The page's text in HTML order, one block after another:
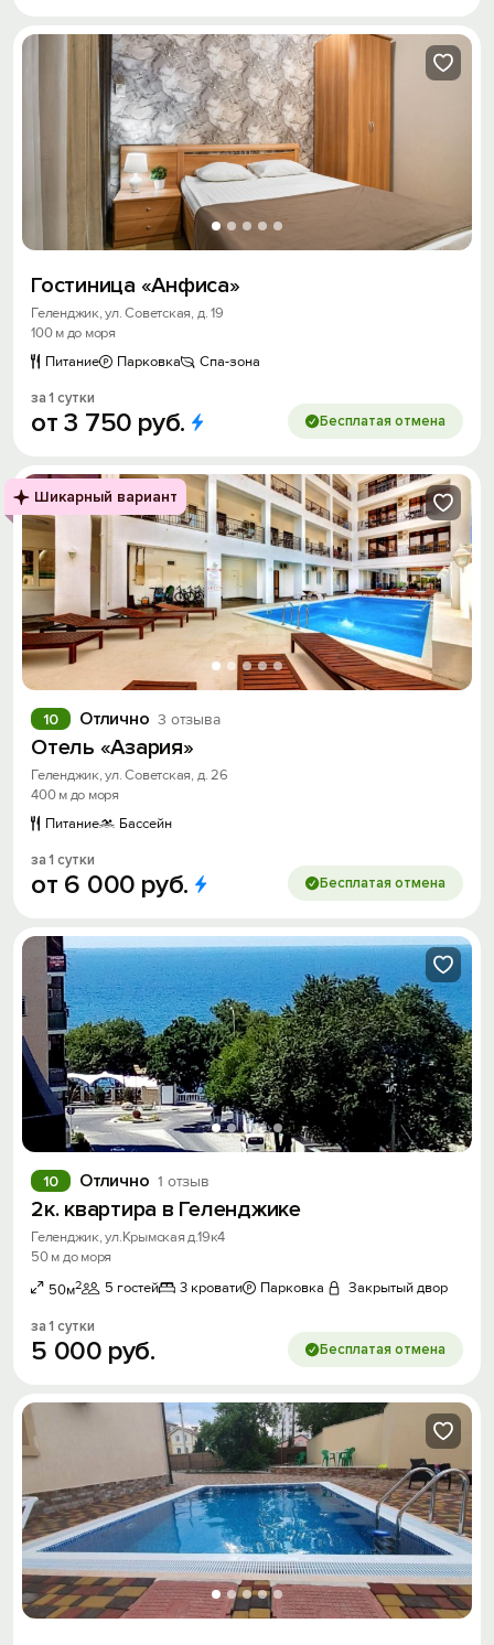
Гостиница «Анфиса»
Геленджик, ул. Советская, д. 19
100 м до моря
Питание
Парковка Спа-зона
за 1 сутки
от3 750 руб. Бесплатая отмена
Шикарный вариант
Отлично 3 отзыва
10
Отель «Азария»
Геленджик, ул. Советская, д. 26
400 м до моря
Питание
Бассейн
за 1 сутки
от 6 000 руб. Бесплатая отмена
Отлично 1 отзыв
10
2к. квартира в Геленджике
Геленджик, ул.Крымская д.19к4
50 м до моря
50м2 5 гостей 3 кровати Парковка Закрытый двор
за 1 сутки
5 000 руб. Бесплатая отмена